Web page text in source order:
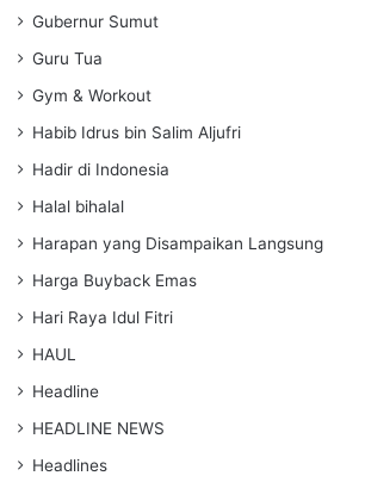
Gubernur Sumut
Guru Tua
Gym & Workout
Habib Idrus bin Salim Aljufri
Hadir di Indonesia
Halal bihalal
Harapan yang Disampaikan Langsung
Harga Buyback Emas
Hari Raya Idul Fitri
HAUL
Headline
HEADLINE NEWS
Headlines